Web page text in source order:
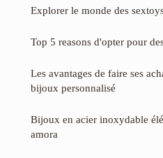
Explorer le monde des
Top 5 reasons d'opter pour
Les avantages de faire ses
bijoux personnalisé
Bijoux en acier inoxydable
amora